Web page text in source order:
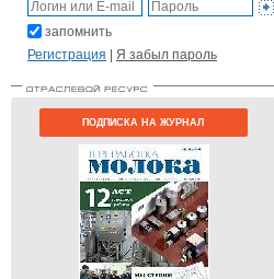
запомнить
Регистрация | Я забыл пароль
ПОДПИСКА НА ЖУРНАЛ